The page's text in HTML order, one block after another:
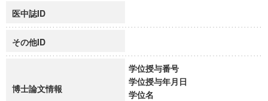
医中誌ID
その他ID
博士論文情報
学位授与番号
学位授与年月日
学位名